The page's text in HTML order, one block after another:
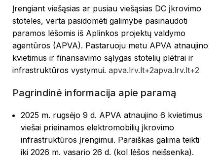
Įrengiant viešąsias ar pusiau viešąsias DC įkrovimo
stoteles, verta pasidomėti galimybe pasinaudoti
paramos lėšomis iš Aplinkos projektų valdymo
agentūros (APVA). Pastaruoju metu APVA atnaujino
kvietimus ir finansavimo sąlygas stotelių plėtrai ir
infrastruktūros vystymui. apva.lrv.lt+2apva.lrv.lt+2
Pagrindinė informacija apie paramą
2025 m. rugsėjo 9 d. APVA atnaujino 6 kvietimus
viešai prieinamos elektromobilių įkrovimo
infrastruktūros įrengimui. Paraiškas galima teikti
iki 2026 m. vasario 26 d. (kol lėšos neišsenka).